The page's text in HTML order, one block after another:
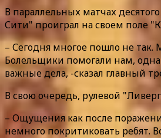
В параллельных матчах
Сити" проиграл на своем поле
– Сегодня многое пошло не
Болельщики помогали нам,
важные дела, -сказал главный
В свою очередь, рулевой
– Ощущения как после
немного покритиковать ребят.